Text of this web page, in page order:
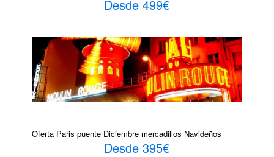
Desde 499€
Oferta Paris puente Diciembre mercadillos Navideños
Desde 395€